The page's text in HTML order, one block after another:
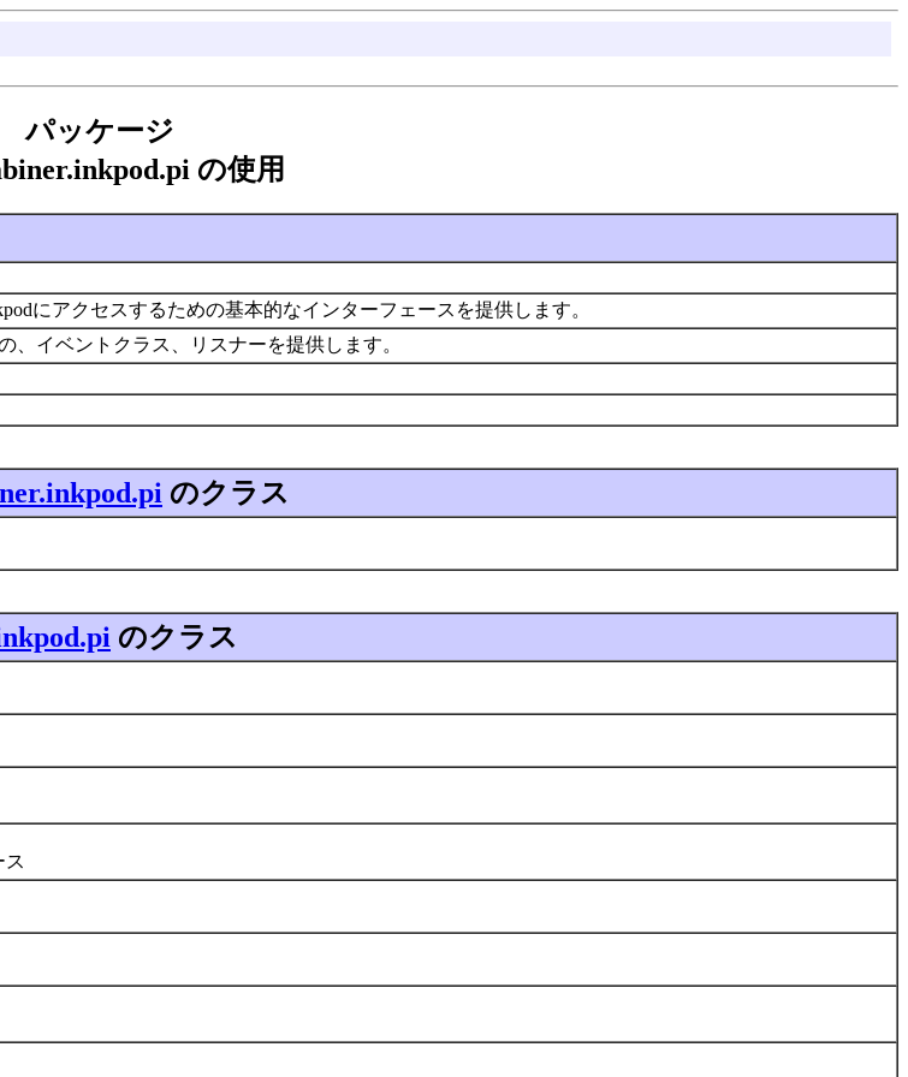
パッケージ
の使用
にアクセスするための基本的なインターフェースを提供します。
、イベントクラス、リスナーを提供します。
のクラス
のクラス